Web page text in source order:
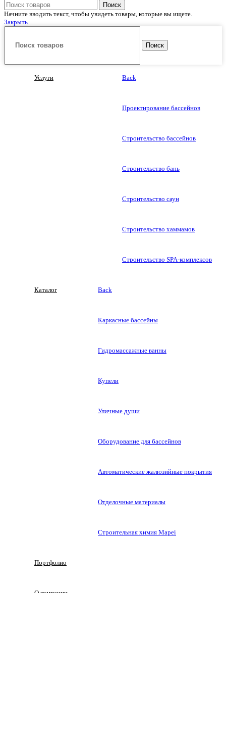
Поиск
Начните вводить текст, чтобы увидеть товары, которые вы ищете.
Закрыть
Поиск
Услуги Back
Проектирование бассейнов
Строительство бассейнов
Строительство бань
Строительство саун
Строительство хаммамов
Строительство SPA-комплексов
Каталог Back
Каркасные бассейны
Гидромассажные ванны
Купели
Уличные души
Оборудование для бассейнов
Автоматические жалюзийные покрытия
Отделочные материалы
Строительная химия Mapei
Портфолио
O компании